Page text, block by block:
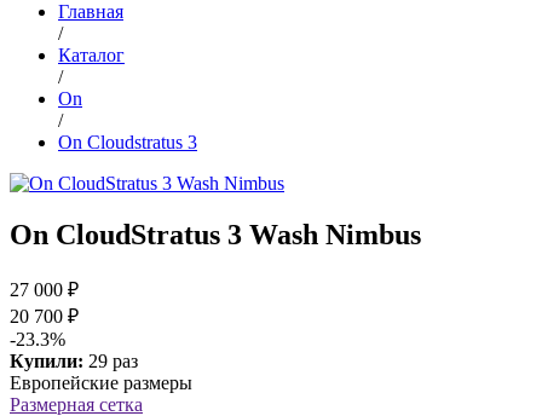
Главная
/
Каталог
/
On
/
On Cloudstratus 3
On CloudStratus 3 Wash Nimbus
27 000 ₽
20 700 ₽
-23.3%
Купили: 29 раз
Европейские размеры
Размерная сетка